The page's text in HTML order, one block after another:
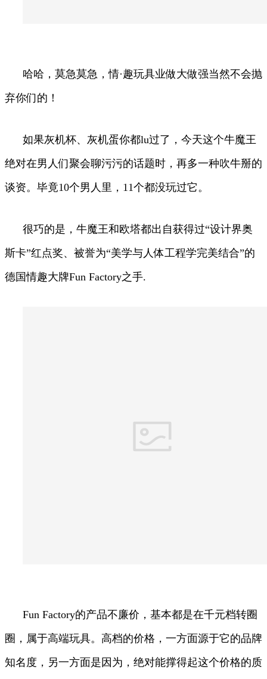
哈哈，莫急莫急，情·趣玩具业做大做强当然不会抛
弃你们的！
如果灰机杯、灰机蛋你都lu过了，今天这个牛魔王
绝对在男人们聚会聊污污的话题时，再多一种吹牛掰的
谈资。毕竟10个男人里，11个都没玩过它。
很巧的是，牛魔王和欧塔都出自获得过“设计界奥
斯卡”红点奖、被誉为“美学与人体工程学完美结合”的
德国情趣大牌Fun Factory之手.
Fun Factory的产品不廉价，基本都是在千元档转圈
圈，属于高端玩具。高档的价格，一方面源于它的品牌
知名度，另一方面是因为，绝对能撑得起这个价格的质